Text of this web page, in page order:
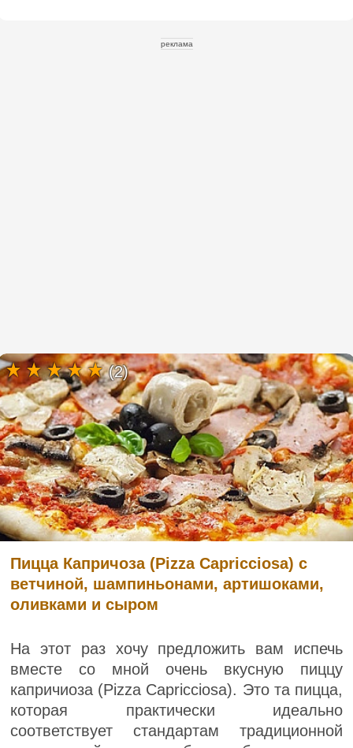
реклама
Пицца Капричоза (Pizza Capricciosa) с
ветчиной, шампиньонами, артишоками,
оливками и сыром
На этот раз хочу предложить вам испечь
вместе со мной очень вкусную пиццу
капричиоза (Pizza Capricciosa). Это та пицца,
которая практически идеально
соответствует стандартам традиционной
(2)